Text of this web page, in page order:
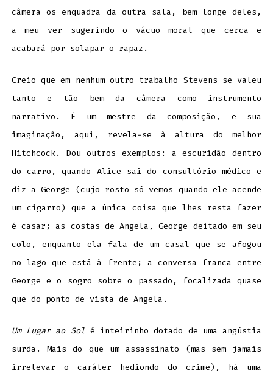
câmera os enquadra da outra sala, bem longe deles,
a meu ver sugerindo o vácuo moral que cerca e
acabará por solapar o rapaz.
Creio que em nenhum outro trabalho Stevens se valeu
tanto e tão bem da câmera como instrumento
narrativo. É um mestre da composição, e sua
imaginação, aqui, revela-se à altura do melhor
Hitchcock. Dou outros exemplos: a escuridão dentro
do carro, quando Alice sai do consultório médico e
diz a George (cujo rosto só vemos quando ele acende
um cigarro) que a única coisa que lhes resta fazer
é casar; as costas de Angela, George deitado em seu
colo, enquanto ela fala de um casal que se afogou
no lago que está à frente; a conversa franca entre
George e o sogro sobre o passado, focalizada quase
que do ponto de vista de Angela.
Um Lugar ao Sol é inteirinho dotado de uma angústia
surda. Mais do que um assassinato (mas sem jamais
irrelevar o caráter hediondo do crime), há uma